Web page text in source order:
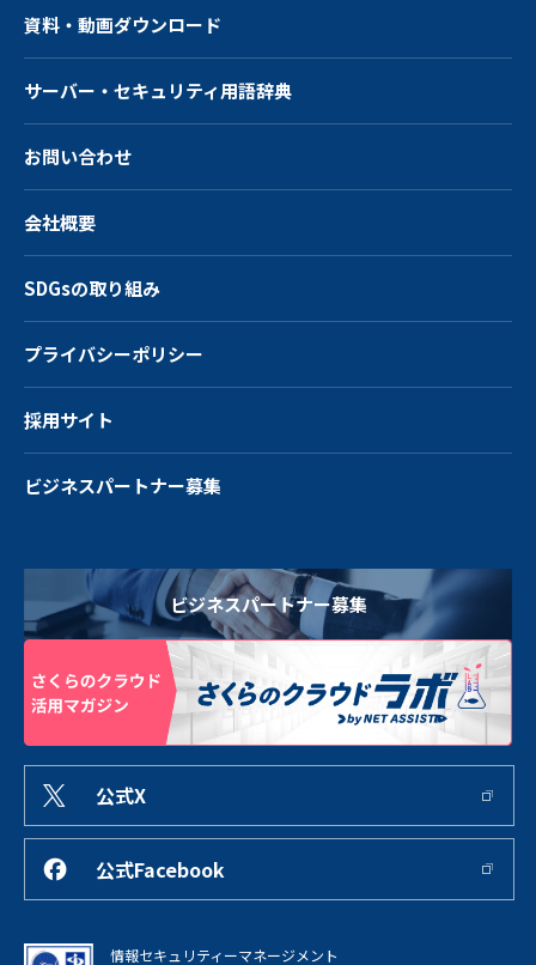
資料・動画ダウンロード
サーバー・ セキュリティ用語辞典
お問い合わせ
会社概要
SDGsの取り組み
プライバシーポリシー
採用サイト
ビジネスパートナー募集
ビジネスパートナー募集
公式X
公式Facebook
情報セキュリティーマネージメント